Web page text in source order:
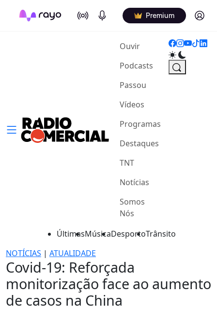
On Air Podcasts Premium Log in
Ouvir(current)
Podcasts
Passou
Vídeos
Programas
Destaques
TNT
Notícias
Somos
Nós
ÚltimasMúsicaDesportoTrânsito
NOTÍCIAS | ATUALIDADE
Covid-19: Reforçada
monitorização face ao aumento
de casos na China